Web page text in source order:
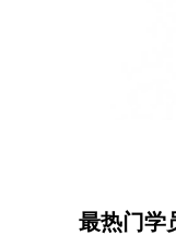
最热门学